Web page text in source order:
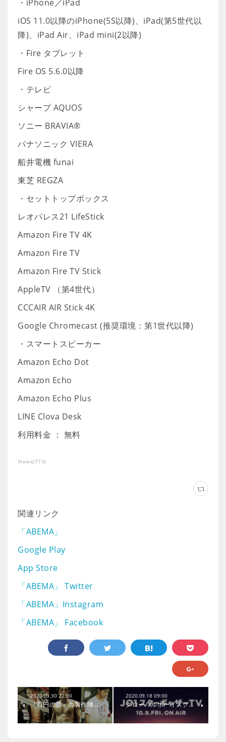
・iPhone／iPad
iOS 11.0以降のiPhone(5S以降)、iPad(第5世代以
降)、iPad Air、iPad mini(2以降)
・Fire タブレット
Fire OS 5.6.0以降
・テレビ
シャープ AQUOS
ソニー BRAVIA®
パナソニック VIERA
船井電機 funai
東芝 REGZA
・セットトップボックス
レオパレス21 LifeStick
Amazon Fire TV 4K
Amazon Fire TV
Amazon Fire TV Stick
AppleTV （第4世代）
CCCAIR AIR Stick 4K
Google Chromecast (推奨環境：第1世代以降)
・スマートスピーカー
Amazon Echo Dot
Amazon Echo
Amazon Echo Plus
LINE Clova Desk
利用料金 ： 無料
News(773)
関連リンク
「ABEMA」
Google Play
App Store
「ABEMA」 Twitter
「ABEMA」Instagram
「ABEMA」 Facebook
2020.09.30 22:00
『百円の恋』の製作陣…
2020.09.18 09:00
グローバルボーイズグ…